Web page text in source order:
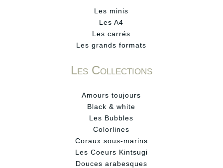
Les minis
Les A4
Les carrés
Les grands formats
Les Collections
Amours toujours
Black & white
Les Bubbles
Colorlines
Coraux sous-marins
Les Coeurs Kintsugi
Douces arabesques